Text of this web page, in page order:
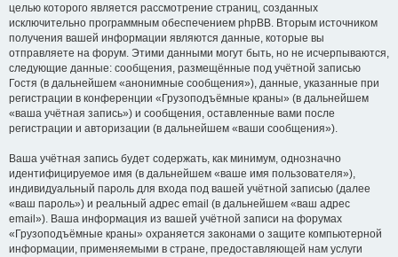
целью которого является рассмотрение страниц, созданных
исключительно программным обеспечением phpBB. Вторым источником
получения вашей информации являются данные, которые вы
отправляете на форум. Этими данными могут быть, но не исчерпываются,
следующие данные: сообщения, размещённые под учётной записью
Гостя (в дальнейшем «анонимные сообщения»), данные, указанные при
регистрации в конференции «Грузоподъёмные краны» (в дальнейшем
«ваша учётная запись») и сообщения, оставленные вами после
регистрации и авторизации (в дальнейшем «ваши сообщения»).
Ваша учётная запись будет содержать, как минимум, однозначно
идентифицируемое имя (в дальнейшем «ваше имя пользователя»),
индивидуальный пароль для входа под вашей учётной записью (далее
«ваш пароль») и реальный адрес email (в дальнейшем «ваш адрес
email»). Ваша информация из вашей учётной записи на форумах
«Грузоподъёмные краны» охраняется законами о защите компьютерной
информации, применяемыми в стране, предоставляющей нам услуги